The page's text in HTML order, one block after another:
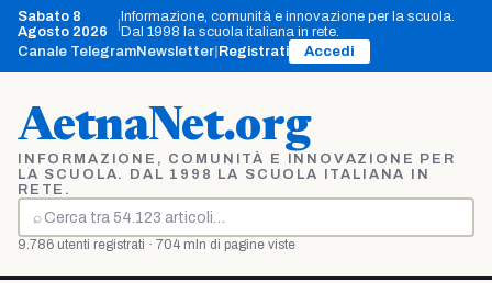
Vai
contenuto
Sabato 8
Agosto 2026
Informazione, comunità e innovazione per la scuola.
Dal 1998 la scuola italiana in rete.
Canale TelegramNewsletter Registrati Accedi
AetnaNet.org
INFORMAZIONE, COMUNITÀ E INNOVAZIONE PER
LA SCUOLA. DAL 1998 LA SCUOLA ITALIANA IN
RETE.
⌕
Cerca
9.786 utenti registrati · 704 mln di pagine viste